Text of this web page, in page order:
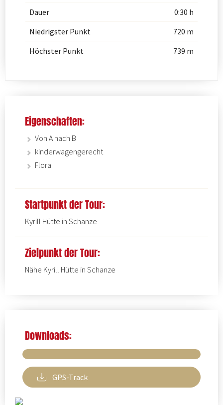
Dauer
0:30 h
Niedrigster Punkt
720 m
Höchster Punkt
739 m
Eigenschaften:
Von A nach B
kinderwagengerecht
Flora
Startpunkt der Tour:
Kyrill Hütte in Schanze
Zielpunkt der Tour:
Nähe Kyrill Hütte in Schanze
Downloads:
GPS-Track